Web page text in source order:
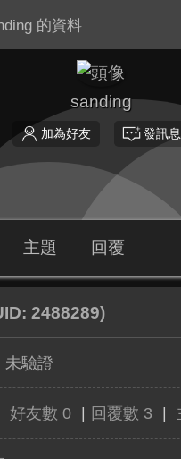
的資料
sanding
加為好友 發訊息
主題 回覆
2488289)
未驗證
好友數 0 回覆數 3